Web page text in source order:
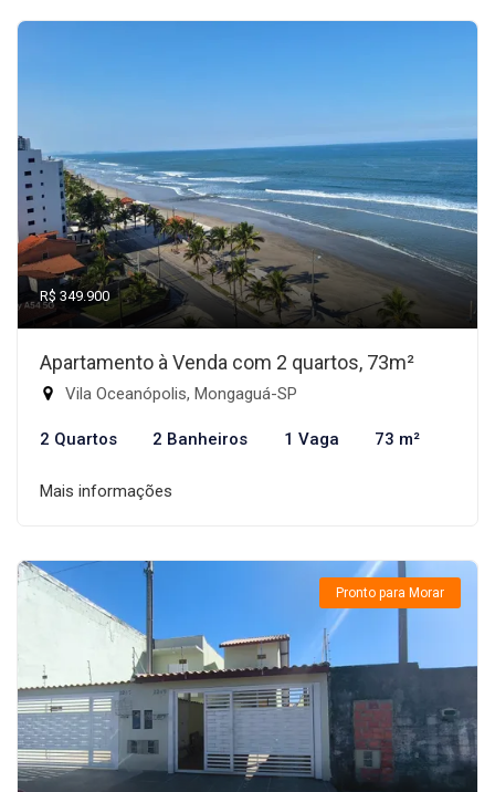
R$ 349.900
Apartamento à Venda com 2 quartos, 73m²
Vila Oceanópolis, Mongaguá-SP
2 Quartos 2 Banheiros 1 Vaga 73 m²
Mais informações
Pronto para Morar